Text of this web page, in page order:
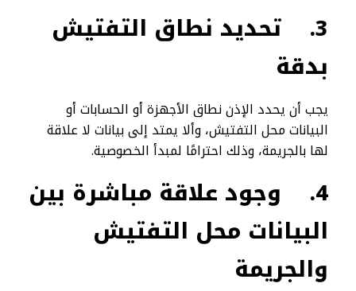
3.
تحديد نطاق التفتيش
بدقة
يجب أن يحدد الإذن نطاق الأجهزة أو الحسابات أو
البيانات محل التفتيش، وألا يمتد إلى بيانات لا علاقة
لها بالجريمة، وذلك احترامًا لمبدأ الخصوصية.
4.
وجود علاقة مباشرة بين
البيانات محل التفتيش
والجريمة